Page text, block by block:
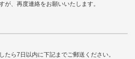
が、再度連絡をお願いいたします。
たら7日以内に下記までご郵送ください。